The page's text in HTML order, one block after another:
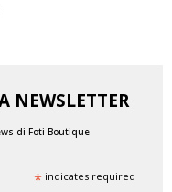
NEWSLETTER
di Foti Boutique
*indicates required